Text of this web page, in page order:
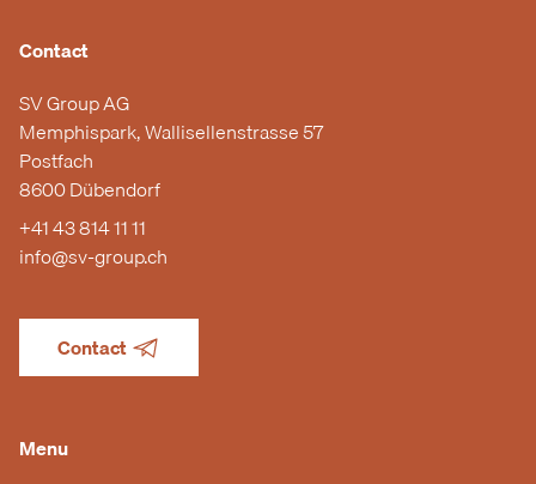
Contact
SV Group AG
Memphispark, Wallisellenstrasse 57
Postfach
8600 Dübendorf
+41 43 814 11 11
info@sv-group.ch
Contact
Menu